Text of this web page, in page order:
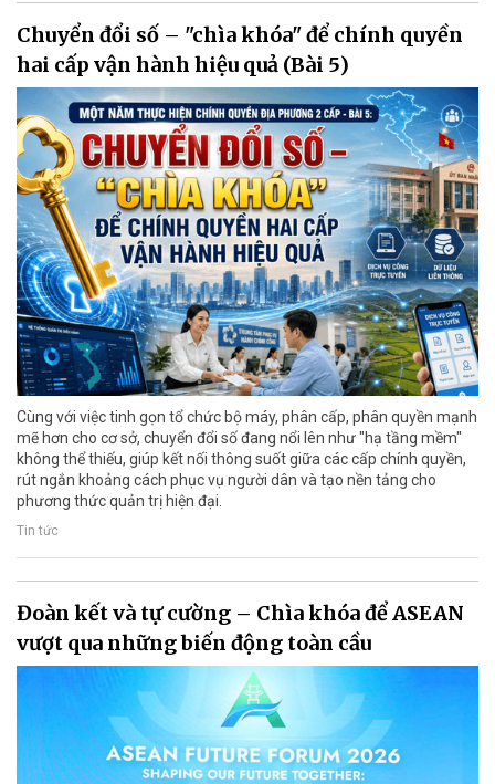
Chuyển đổi số – "chìa khóa" để chính quyền
hai cấp vận hành hiệu quả (Bài 5)
Cùng với việc tinh gọn tổ chức bộ máy, phân cấp, phân quyền mạnh
mẽ hơn cho cơ sở, chuyển đổi số đang nổi lên như "hạ tầng mềm"
không thể thiếu, giúp kết nối thông suốt giữa các cấp chính quyền,
rút ngắn khoảng cách phục vụ người dân và tạo nền tảng cho
phương thức quản trị hiện đại.
Tin tức
Đoàn kết và tự cường – Chìa khóa để ASEAN
vượt qua những biến động toàn cầu